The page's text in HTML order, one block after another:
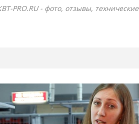
PRO.RU - фото, отзывы, технические